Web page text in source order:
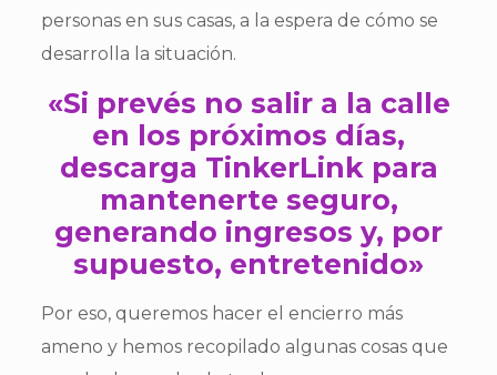
personas en sus casas, a la espera de cómo se
desarrolla la situación.
«Si prevés no salir a la calle
en los próximos días,
descarga TinkerLink para
mantenerte seguro,
generando ingresos y, por
supuesto, entretenido»
Por eso, queremos hacer el encierro más
ameno y hemos recopilado algunas cosas que